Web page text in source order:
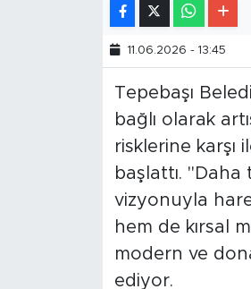
11.06.2026 - 13:45
Tepebaşı
bağlı olarak
risklerine
başlattı. "Daha
vizyonuyla
hem de kırsal
modern ve
ediyor.